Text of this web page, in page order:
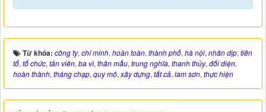
Từ khóa: công ty, chí minh, hoàn toàn, thành phố, hà nội, nhân dịp, tiên
tổ, tổ chức, tản viên, ba vì, thân mẫu, trung nghĩa, thanh thủy, đối diện,
hoàn thành, tháng chạp, quy mô, xây dựng, tất cả, lam sơn, thực hiện